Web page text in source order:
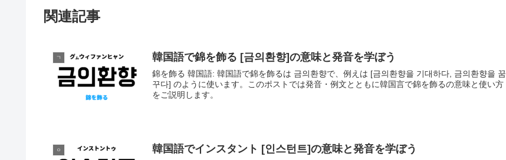
関連記事
ㄱ 韓国語で錦を飾る [금의환향]の意味と発音を学ぼう
錦を飾る 韓国語: 韓国語で錦を飾るは 금의환향で、例えは [금의환향을 기대하다, 금의환향을 꿈
꾸다] のように使います。このポストでは発音・例文とともに韓国言で錦を飾るの意味と使い方
をご説明します。
ㅇ 韓国語でインスタント [인스턴트]の意味と発音を学ぼう